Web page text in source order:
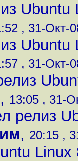
Ubuntu
, 31-Окт-
Ubuntu
, 31-Окт-
, 13:05 , 31-
релиз
, 20:15 ,
Linux